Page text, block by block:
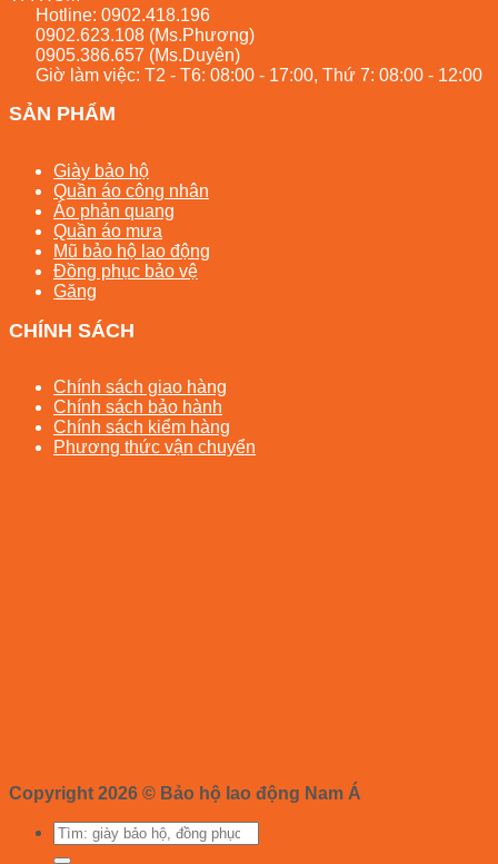
Hotline: 0902.418.196
0902.623.108 (Ms.Phương)
0905.386.657 (Ms.Duyên)
Giờ làm việc: T2 - T6: 08:00 - 17:00, Thứ 7: 08:00 - 12:00
SẢN PHẨM
Giày bảo hộ
Quần áo công nhân
Áo phản quang
Quần áo mưa
Mũ bảo hộ lao động
Đồng phục bảo vệ
Găng
CHÍNH SÁCH
Chính sách giao hàng
Chính sách bảo hành
Chính sách kiểm hàng
Phương thức vận chuyển
Copyright 2026 © Bảo hộ lao động Nam Á
Tìm
kiếm: